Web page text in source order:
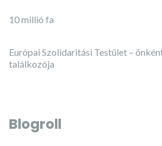
10 millió fa
Európai Szolidaritási Testület –
találkozója
Blogroll